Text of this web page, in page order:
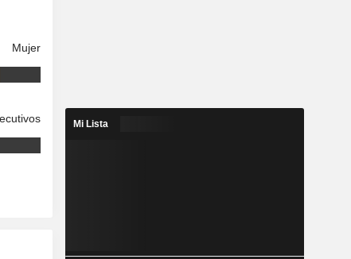
Mujer
Mi Lista